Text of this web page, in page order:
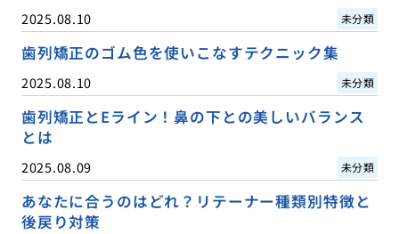
2025.08.10 未分類
歯列矯正のゴム色を使いこなすテクニック集
2025.08.10 未分類
歯列矯正とEライン！鼻の下との美しいバランス
とは
2025.08.09 未分類
あなたに合うのはどれ？リテーナー種類別特徴と
後戻り対策